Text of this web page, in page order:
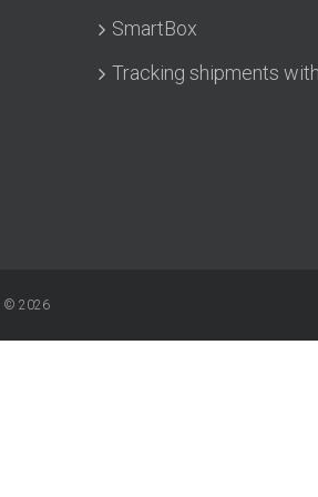
SmartBox
Tracking shipments
© 2026